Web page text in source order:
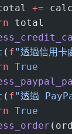
+=
total
( f"透過信用卡
True
( f"透過
True